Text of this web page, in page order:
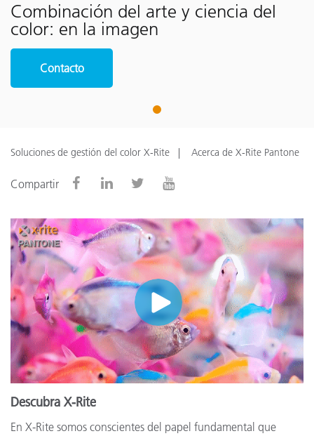
Combinación del arte y ciencia del
color: en la imagen
Contacto
1
Soluciones de gestión del color X-Rite Acerca de X-Rite Pantone
Compartir
Descubra X-Rite
En X-Rite somos conscientes del papel fundamental que